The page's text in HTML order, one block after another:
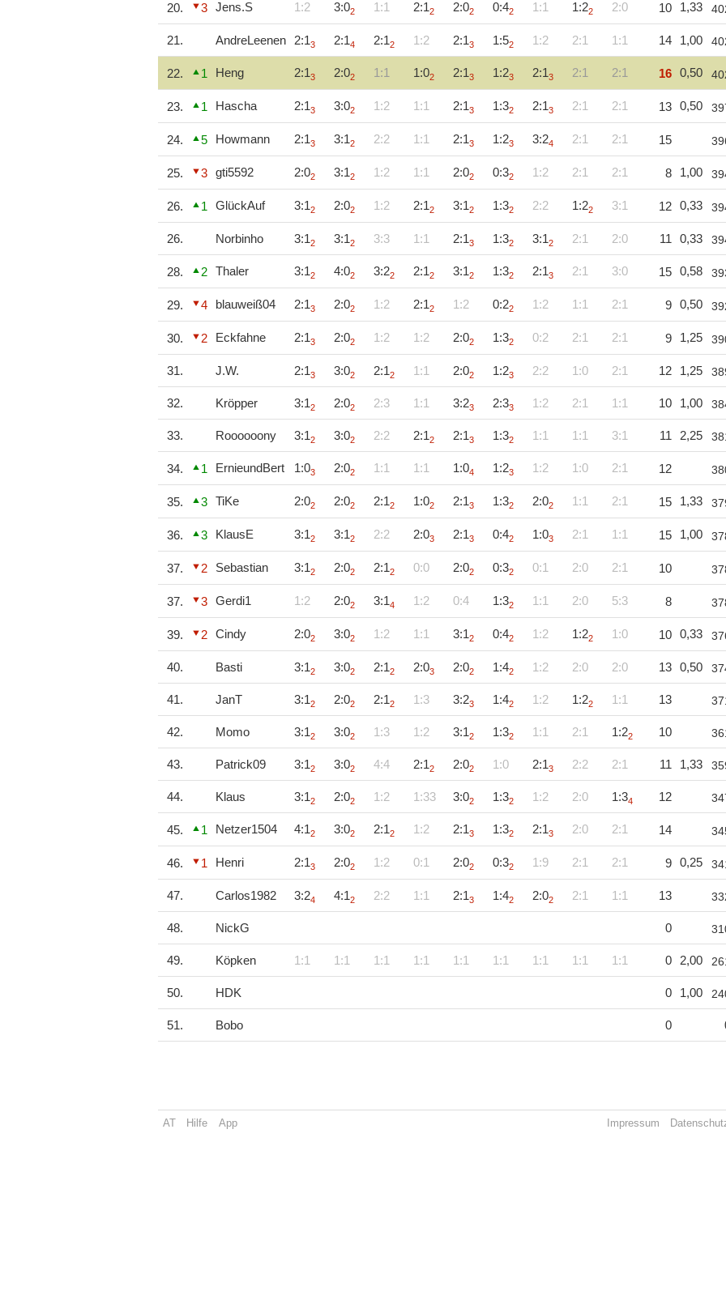
20. 3 Jens.S 1:2 3:02 1:1 2:12 2:02 0:42 1:1 1:22 2:0 10 1,33
21. AndreLeenen 2:13 2:14 2:12 1:2 2:13 1:52 1:2 2:1 1:1 14 1,00
22. 1 Heng 2:13 2:02 1:1 1:02 2:13 1:23 2:13 2:1 2:1 16 0,50
23. 1 Hascha 2:13 3:02 1:2 1:1 2:13 1:32 2:13 2:1 2:1 13 0,50
24. 5 Howmann 2:13 3:12 2:2 1:1 2:13 1:23 3:24 2:1 2:1 15
25. 3 gti5592 2:02 3:12 1:2 1:1 2:02 0:32 1:2 2:1 2:1 8 1,00
26. 1 GlückAuf 3:12 2:02 1:2 2:12 3:12 1:32 2:2 1:22 3:1 12 0,33
26. Norbinho 3:12 3:12 3:3 1:1 2:13 1:32 3:12 2:1 2:0 11 0,33
28. 2 Thaler 3:12 4:02 3:22 2:12 3:12 1:32 2:13 2:1 3:0 15 0,58
29. 4 blauweiß04 2:13 2:02 1:2 2:12 1:2 0:22 1:2 1:1 2:1 9 0,50
30. 2 Eckfahne 2:13 2:02 1:2 1:2 2:02 1:32 0:2 2:1 2:1 9 1,25
31. J.W. 2:13 3:02 2:12 1:1 2:02 1:23 2:2 1:0 2:1 12 1,25
32. Kröpper 3:12 2:02 2:3 1:1 3:23 2:33 1:2 2:1 1:1 10 1,00
33. Roooooony 3:12 3:02 2:2 2:12 2:13 1:32 1:1 1:1 3:1 11 2,25
34. 1 ErnieundBert 1:03 2:02 1:1 1:1 1:04 1:23 1:2 1:0 2:1 12
35. 3 TiKe 2:02 2:02 2:12 1:02 2:13 1:32 2:02 1:1 2:1 15 1,33
36. 3 KlausE 3:12 3:12 2:2 2:03 2:13 0:42 1:03 2:1 1:1 15 1,00
37. 2 Sebastian 3:12 2:02 2:12 0:0 2:02 0:32 0:1 2:0 2:1 10
37. 3 Gerdi1 1:2 2:02 3:14 1:2 0:4 1:32 1:1 2:0 5:3 8
39. 2 Cindy 2:02 3:02 1:2 1:1 3:12 0:42 1:2 1:22 1:0 10 0,33
40. Basti 3:12 3:02 2:12 2:03 2:02 1:42 1:2 2:0 2:0 13 0,50
41. JanT 3:12 2:02 2:12 1:3 3:23 1:42 1:2 1:22 1:1 13
42. Momo 3:12 3:02 1:3 1:2 3:12 1:32 1:1 2:1 1:22 10
43. Patrick09 3:12 3:02 4:4 2:12 2:02 1:0 2:13 2:2 2:1 11 1,33
44. Klaus 3:12 2:02 1:2 1:33 3:02 1:32 1:2 2:0 1:34 12
45. 1 Netzer1504 4:12 3:02 2:12 1:2 2:13 1:32 2:13 2:0 2:1 14
46. 1 Henri 2:13 2:02 1:2 0:1 2:02 0:32 1:9 2:1 2:1 9 0,25
47. Carlos1982 3:24 4:12 2:2 1:1 2:13 1:42 2:02 2:1 1:1 13
48. NickG 0
49. Köpken 1:1 1:1 1:1 1:1 1:1 1:1 1:1 1:1 1:1 0 2,00
50. HDK 0 1,00
51. Bobo 0
AT Hilfe App Impressum